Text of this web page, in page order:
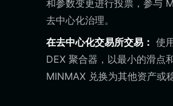
和参数变更进行投票，参与
去中心化治理。
在去中心化交易所交易： 使
DEX 聚合器，以最小的滑点
MINMAX 兑换为其他资产或